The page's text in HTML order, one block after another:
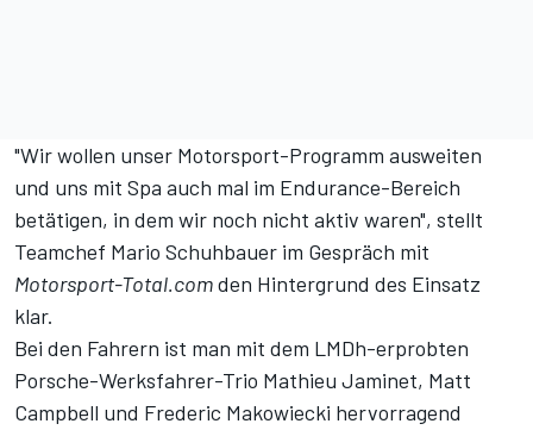
"Wir wollen unser Motorsport-Programm ausweiten
und uns mit Spa auch mal im Endurance-Bereich
betätigen, in dem wir noch nicht aktiv waren", stellt
Teamchef Mario Schuhbauer im Gespräch mit
Motorsport-Total.comden Hintergrund des Einsatz
klar.
Bei den Fahrern ist man mit dem LMDh-erprobten
Porsche-Werksfahrer-Trio Mathieu Jaminet, Matt
Campbell und Frederic Makowiecki hervorragend